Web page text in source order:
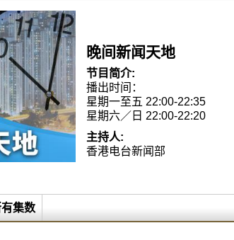
晚间新闻天地
节目简介:
播出时间：
星期一至五 22:00-22:35
星期六／日 22:00-22:20
主持人:
香港电台新闻部
集数